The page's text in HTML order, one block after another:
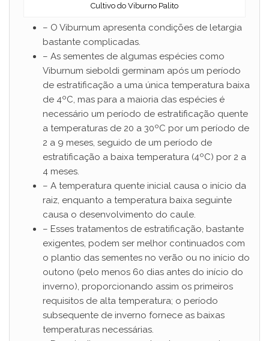
Cultivo do Viburno Palito
– O Viburnum apresenta condições de letargia
bastante complicadas.
– As sementes de algumas espécies como
Viburnum sieboldi germinam após um período
de estratificação a uma única temperatura baixa
de 4ºC, mas para a maioria das espécies é
necessário um período de estratificação quente
a temperaturas de 20 a 30ºC por um período de
2 a 9 meses, seguido de um período de
estratificação a baixa temperatura (4ºC) por 2 a
4 meses.
– A temperatura quente inicial causa o início da
raiz, enquanto a temperatura baixa seguinte
causa o desenvolvimento do caule.
– Esses tratamentos de estratificação, bastante
exigentes, podem ser melhor continuados com
o plantio das sementes no verão ou no início do
outono (pelo menos 60 dias antes do início do
inverno), proporcionando assim os primeiros
requisitos de alta temperatura; o período
subsequente de inverno fornece as baixas
temperaturas necessárias.